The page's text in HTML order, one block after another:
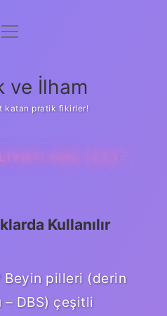
Uyarı
menüyü
ve İlham
katan pratik fikirler!
KAÇ SAAT
Kullanılır
Beyin pilleri (derin
DBS) çeşitli